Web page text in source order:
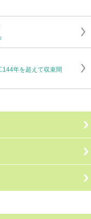
年を超えて収束間